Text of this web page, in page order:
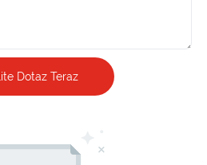
Dotaz Teraz